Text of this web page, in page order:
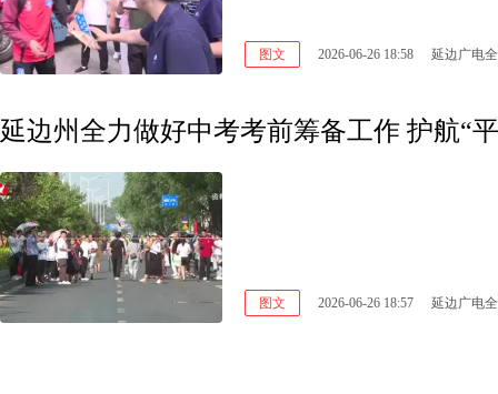
图文 2026-06-26 18:58 延边广电
延边州全力做好中考考前筹备工作 护航“
图文 2026-06-26 18:57 延边广电